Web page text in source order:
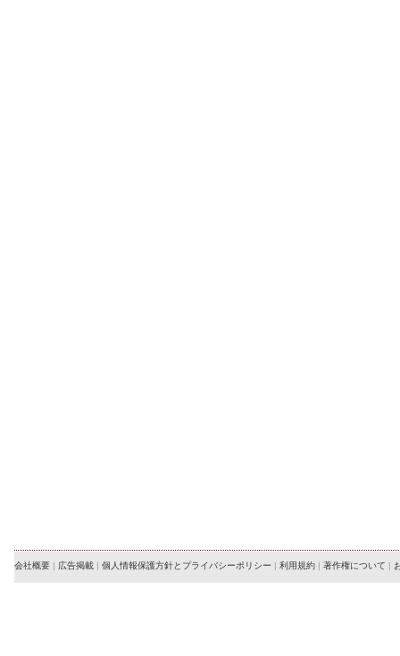
会社概要 | 広告掲載 | 個人情報保護方針とプライバシーポリシー | 利用規約 | 著作権について |